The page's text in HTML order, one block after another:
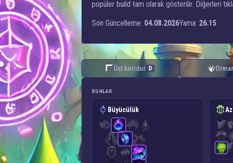
popüler build tam olarak gösterilir. Diğerleri
Son Güncelleme: 04.08.2026Yama: 26.15
Üst koridor D
RUNLAR
Büyücülük